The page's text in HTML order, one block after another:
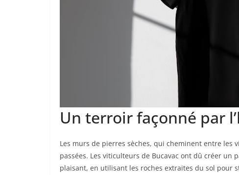
Un terroir façonné par
Les murs de pierres sèches, qui cheminent entre les
passées. Les viticulteurs de Bucavac ont dû créer
plaisant, en utilisant les roches extraites du sol pour